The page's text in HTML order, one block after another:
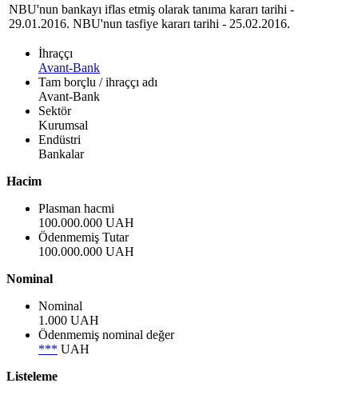
NBU'nun bankayı iflas etmiş olarak tanıma kararı tarihi -
29.01.2016. NBU'nun tasfiye kararı tarihi - 25.02.2016.
İhraççı
Avant-Bank
Tam borçlu / ihraççı adı
Avant-Bank
Sektör
Kurumsal
Endüstri
Bankalar
Hacim
Plasman hacmi
100.000.000 UAH
Ödenmemiş Tutar
100.000.000 UAH
Nominal
Nominal
1.000 UAH
Ödenmemiş nominal değer
*** UAH
Listeleme